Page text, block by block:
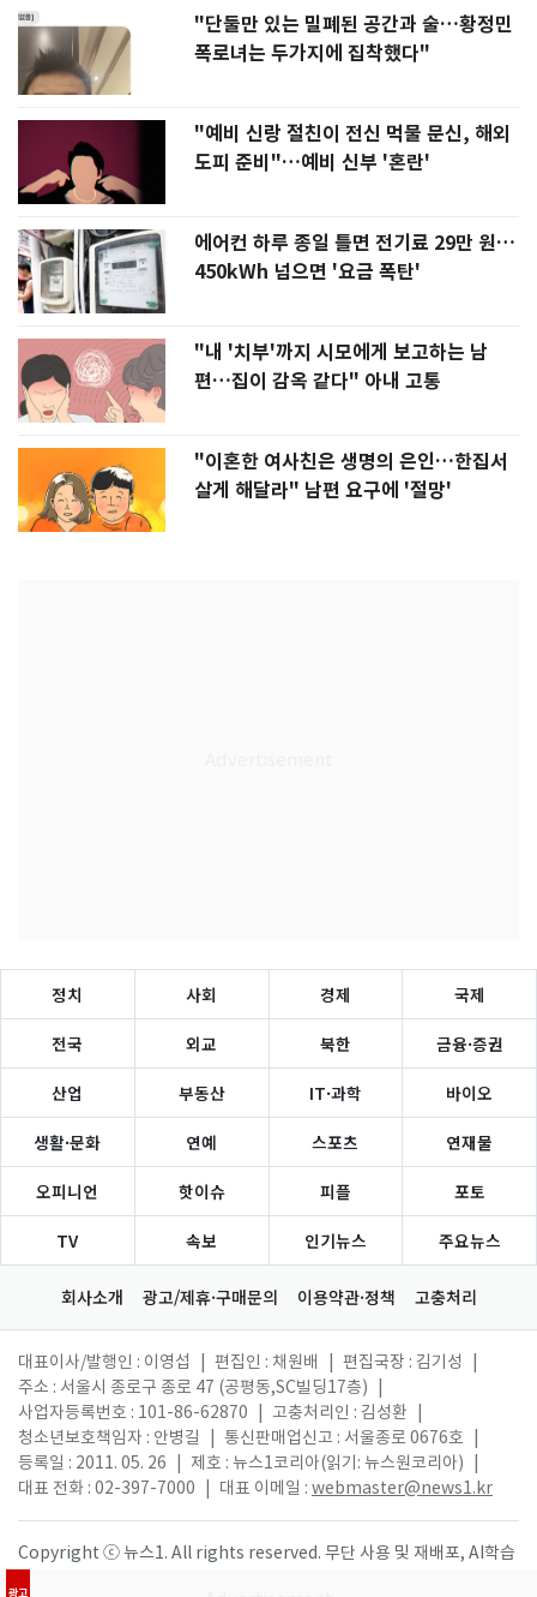
"단둘만 있는 밀폐된 공간과 술…황정민
폭로녀는 두가지에 집착했다"
"예비 신랑 절친이 전신 먹물 문신, 해외
도피 준비"…예비 신부 '혼란'
에어컨 하루 종일 틀면 전기료 29만 원…
450kWh 넘으면 '요금 폭탄'
"내 '치부'까지 시모에게 보고하는 남
편…집이 감옥 같다" 아내 고통
"이혼한 여사친은 생명의 은인…한집서
살게 해달라" 남편 요구에 '절망'
광고
정치 사회 경제 국제
전국 외교 북한 금융·증권
산업 부동산 IT·과학 바이오
생활·문화 연예 스포츠 연재물
오피니언 핫이슈 피플 포토
TV 속보 인기뉴스 주요뉴스
회사소개 광고/제휴·구매문의 이용약관·정책 고충처리
대표이사/발행인 : 이영섭 편집인 : 채원배 편집국장 : 김기성
주소 : 서울시 종로구 종로 47 (공평동,SC빌딩17층)
사업자등록번호 : 101-86-62870
고충처리인 : 김성환
청소년보호책임자 : 안병길
통신판매업신고 : 서울종로 0676호
등록일 : 2011. 05. 26
제호 : 뉴스1코리아(읽기: 뉴스원코리아)
대표 전화 : 02-397-7000
대표 이메일 : webmaster@news1.kr
Copyright ⓒ 뉴스1. All rights reserved. 무단 사용 및 재배포, AI학습